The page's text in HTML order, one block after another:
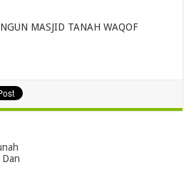
MASJID TANAH WAQOF